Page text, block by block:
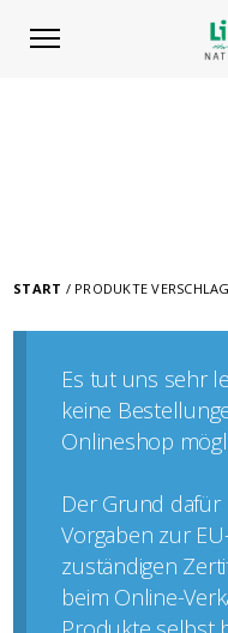
START / PRODUKTE
Es tut uns sehr
keine
Onlineshop
Der Grund
Vorgaben zur
zuständigen
beim Online-